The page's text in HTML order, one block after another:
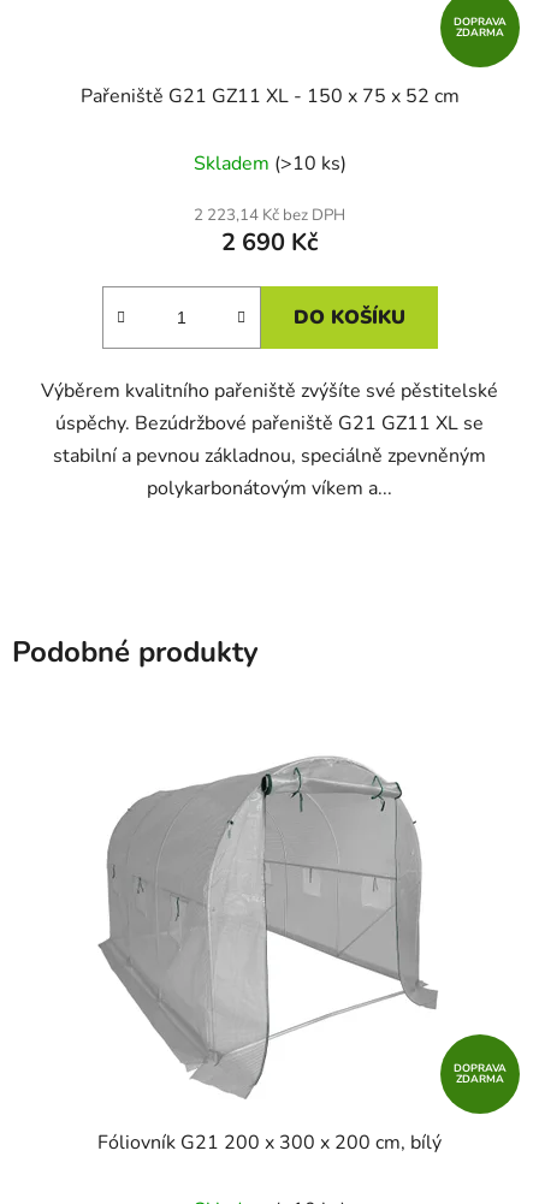
DOPRAVA
ZDARMA
Pařeniště G21 GZ11 XL - 150 x 75 x 52 cm
Skladem (>10 ks)
2 223,14 Kč bez DPH
2 690 Kč
DO KOŠÍKU
Výběrem kvalitního pařeniště zvýšíte své pěstitelské
úspěchy. Bezúdržbové pařeniště G21 GZ11 XL se
stabilní a pevnou základnou, speciálně zpevněným
polykarbonátovým víkem a...
Podobné produkty
DOPRAVA
ZDARMA
Fóliovník G21 200 x 300 x 200 cm, bílý